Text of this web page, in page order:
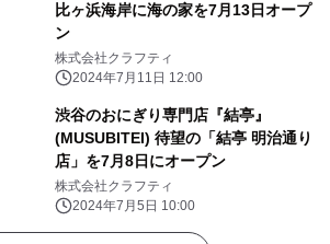
比ヶ浜海岸に海の家を7月13日オープ
ン
株式会社クラフティ
2024年7月11日 12:00
渋谷のおにぎり専門店『結亭』
(MUSUBITEI) 待望の「結亭 明治通り
店」を7月8日にオープン
株式会社クラフティ
2024年7月5日 10:00